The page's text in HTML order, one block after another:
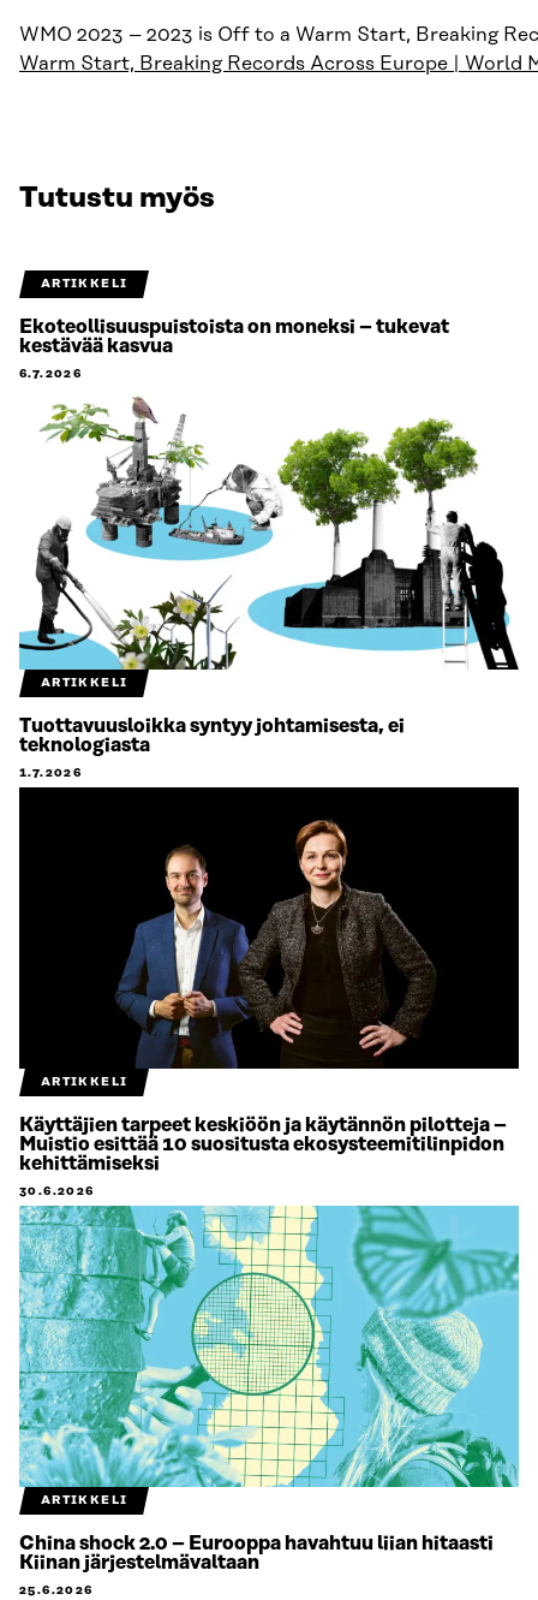
WMO 2023 – 2023 is Off to a Warm Start, Breaking
Warm Start, Breaking Records Across Europe | World
Tutustu myös
ARTIKKELI
Ekoteollisuuspuistoista on moneksi – tukevat
kestävää kasvua
6.7.2026
ARTIKKELI
Tuottavuusloikka syntyy johtamisesta, ei
teknologiasta
1.7.2026
ARTIKKELI
Käyttäjien tarpeet keskiöön ja käytännön pilotteja –
Muistio esittää 10 suositusta ekosysteemitilinpidon
kehittämiseksi
30.6.2026
ARTIKKELI
China shock 2.0 – Eurooppa havahtuu liian hitaasti
Kiinan järjestelmävaltaan
25.6.2026